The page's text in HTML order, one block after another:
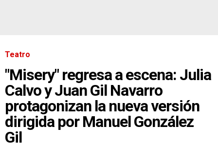
Teatro
"Misery" regresa a escena: Julia
Calvo y Juan Gil Navarro
protagonizan la nueva versión
dirigida por Manuel González
Gil